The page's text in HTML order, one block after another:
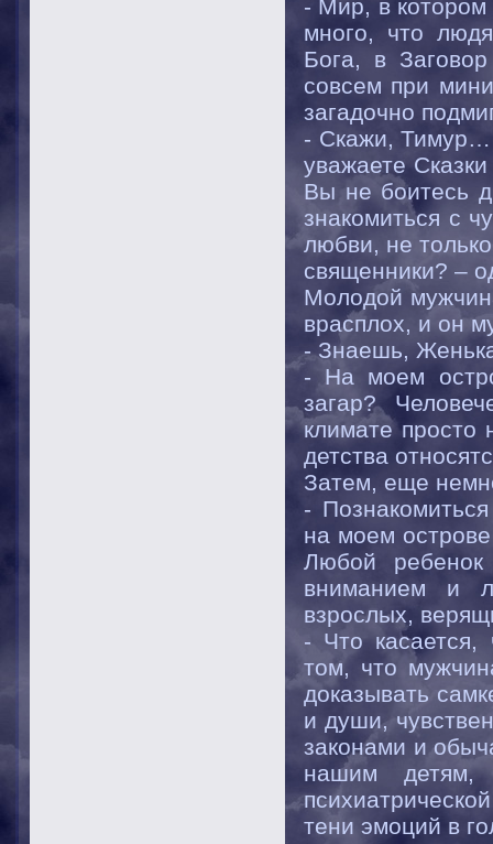
- Мир, в
много, что
Бога, в
совсем при
загадочно
- Скажи, Тимур…
уважаете
Вы не боитесь
знакомиться с
любви, не
священники? –
Молодой
врасплох, и он
- Знаешь,
- На моем
загар?
климате просто
детства
Затем, еще
-
на моем
Любой
вниманием и
взрослых,
- Что
том, что
доказывать
и души,
законами и
нашим
тени эмоций в